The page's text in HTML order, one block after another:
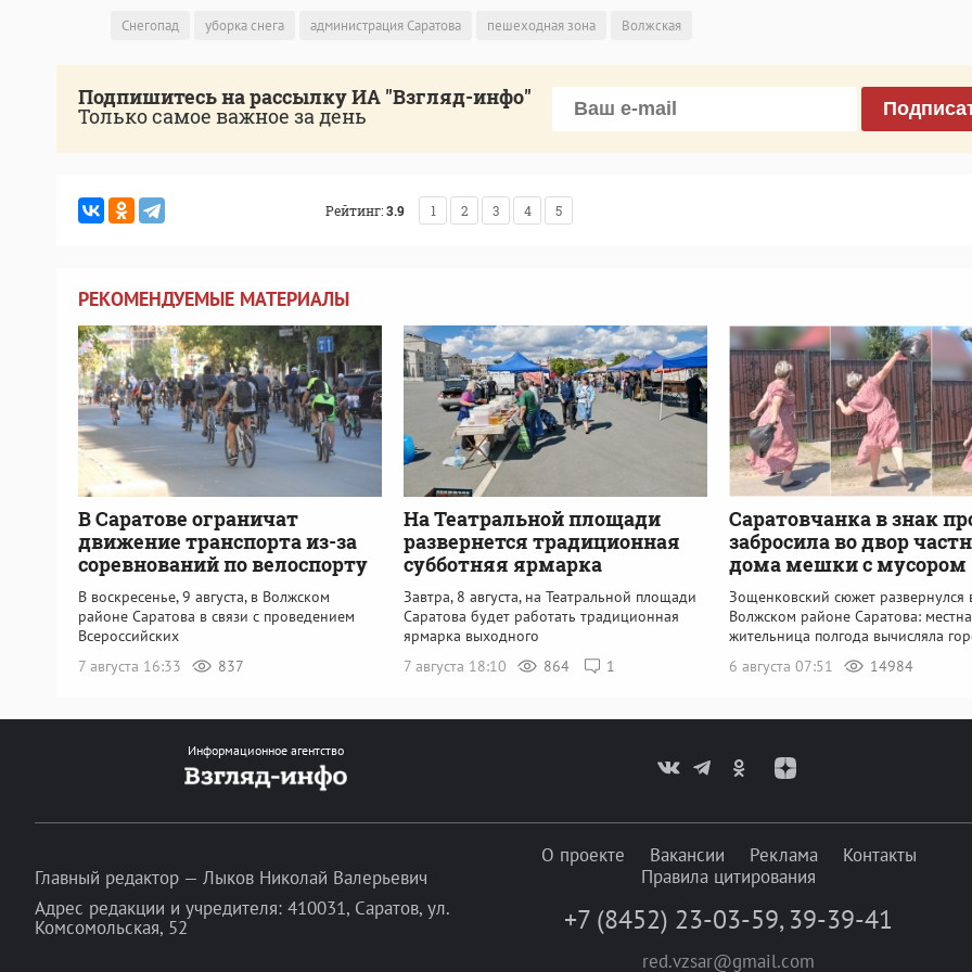
Снегопад уборка снега администрация Саратова пешеходная зона Волжская
Подпишитесь на рассылку ИА "Взгляд-инфо"
Только самое важное за день
Рейтинг:3.9 1 2 3 4 5
РЕКОМЕНДУЕМЫЕ МАТЕРИАЛЫ
В Саратове ограничат
движение транспорта из-за
соревнований по велоспорту
В воскресенье, 9 августа, в Волжском
районе Саратова в связи с проведением
Всероссийских
7 августа 16:33
837
На Театральной площади
развернется традиционная
субботняя ярмарка
Завтра, 8 августа, на Театральной площади
Саратова будет работать традиционная
ярмарка выходного
7 августа 18:10
864 1
Саратовчанка в знак
забросила во двор
дома мешки с мусором
Зощенковский сюжет развернулся
Волжском районе Саратова:
жительница полгода вычисляла
6 августа 07:51
14984
Информационное агентство
Главный редактор — Лыков Николай Валерьевич
Адрес редакции и учредителя: 410031, Саратов, ул.
Комсомольская, 52
О проекте Вакансии Реклама
Контакты
Правила цитирования
+7 (8452) 23-03-59, 39-39-41
red.vzsar@gmail.com